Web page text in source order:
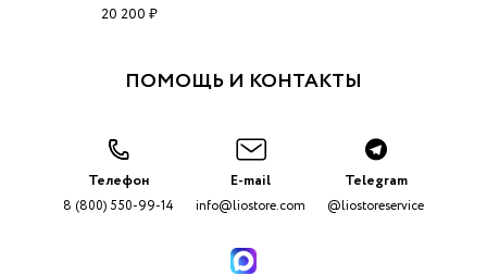
20 200 ₽
ПОМОЩЬ И КОНТАКТЫ
Телефон
8 (800) 550-99-14
E-mail
info@liostore.com
Telegram
@liostoreservice